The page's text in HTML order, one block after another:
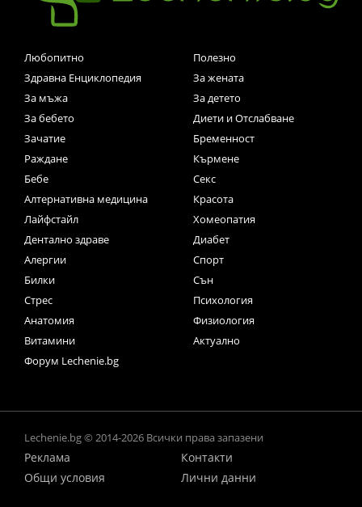
Любопитно
Полезно
Здравна Енциклопедия
За жената
За мъжа
За детето
За бебето
Диети и Отслабване
Зачатие
Бременност
Раждане
Кърмене
Бебе
Секс
Алтернативна медицина
Красота
Лайфстайл
Хомеопатия
Дентално здраве
Диабет
Алергии
Спорт
Билки
Сън
Стрес
Психология
Анатомия
Физиология
Витамини
Актуално
Форум Lechenie.bg
Lechenie.bg © 2014-2026 Всички права запазени
Реклама
Контакти
Общи условия
Лични данни